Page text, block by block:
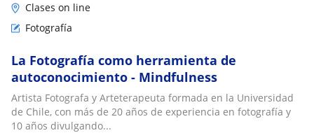
Clases on line
Fotografía
La Fotografía como herramienta de
autoconocimiento - Mindfulness
Artista Fotografa y Arteterapeuta formada en la Universidad
de Chile, con más de 20 años de experiencia en fotografía y
10 años divulgando...